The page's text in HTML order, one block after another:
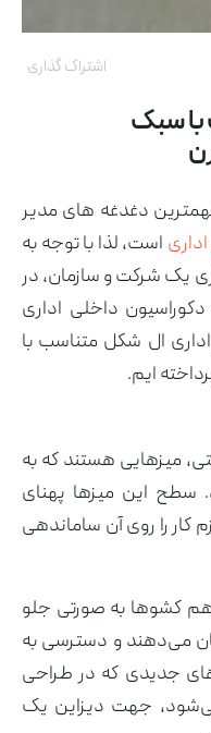
اشتراک گذاری
با سبک
دغدغه های مدیر
است، لذا با توجه به
یک شرکت و سازمان، در
داخلی اداری
ال شکل متناسب با
ایم.
میزهایی هستند که به
این میزها پهنای
کار را روی آن ساماندهی
کشوها به صورتی جلو
می‌دهند و دسترسی به
جدیدی که در طراحی
جهت دیزاین یک